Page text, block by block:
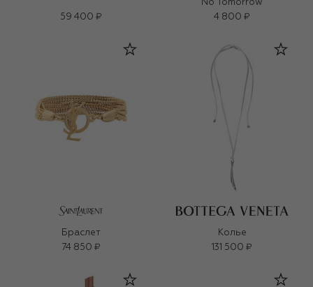
59 400 ₽
No Tomorrow
4 800 ₽
Браслет
74 850 ₽
Колье
131 500 ₽